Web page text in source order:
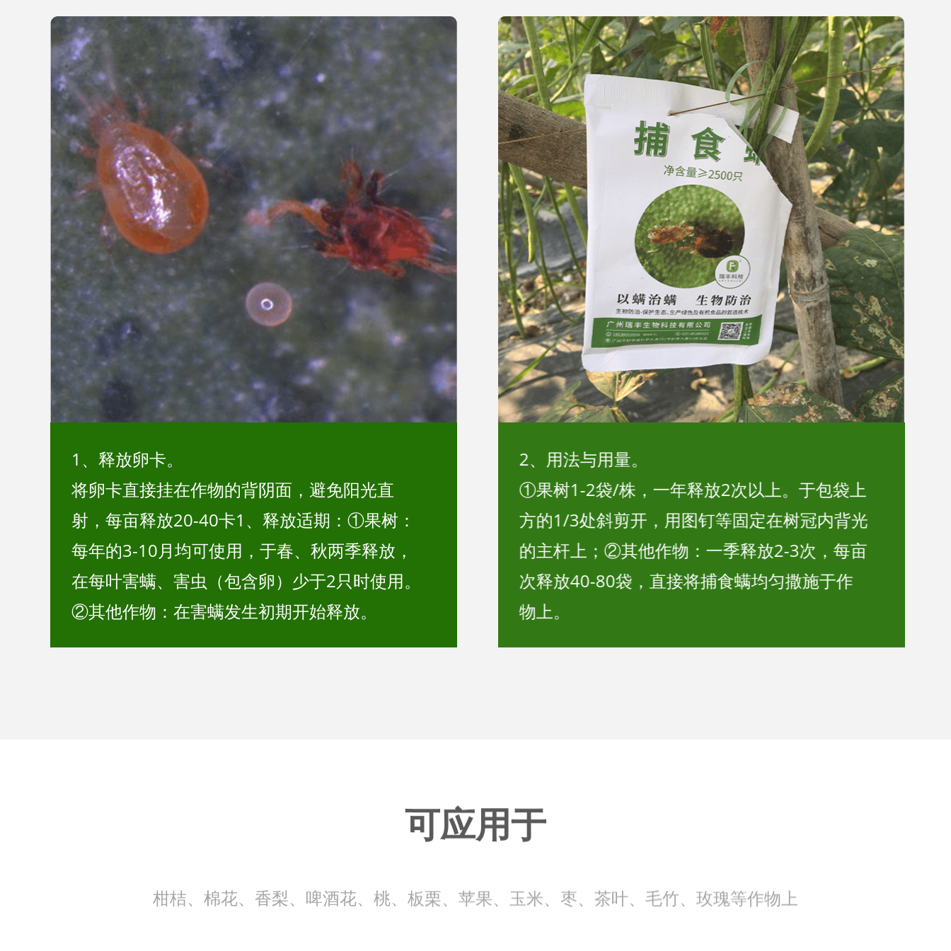
1、释放卵卡。
将卵卡直接挂在作物的背阴面，避免阳光直
射，每亩释放20-40卡1、释放适期：①果树：
每年的3-10月均可使用，于春、秋两季释放，
在每叶害螨、害虫（包含卵）少于2只时使用。
②其他作物：在害螨发生初期开始释放。
2、用法与用量。
①果树1-2袋/株，一年释放2次以上。于包袋上
方的1/3处斜剪开，用图钉等固定在树冠内背光
的主杆上；②其他作物：一季释放2-3次，每亩
次释放40-80袋，直接将捕食螨均匀撒施于作
物上。
可应用于